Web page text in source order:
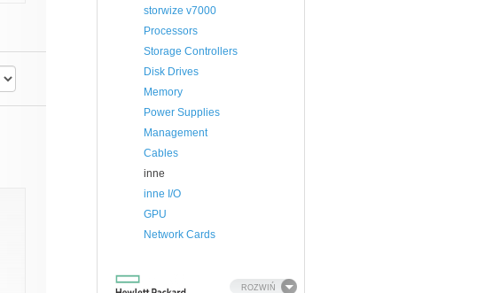
storwize v7000
Processors
Storage Controllers
Disk Drives
Memory
Power Supplies
Management
Cables
inne
inne I/O
GPU
Network Cards
ROZWIŃ